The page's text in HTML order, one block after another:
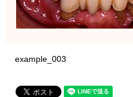
example_003